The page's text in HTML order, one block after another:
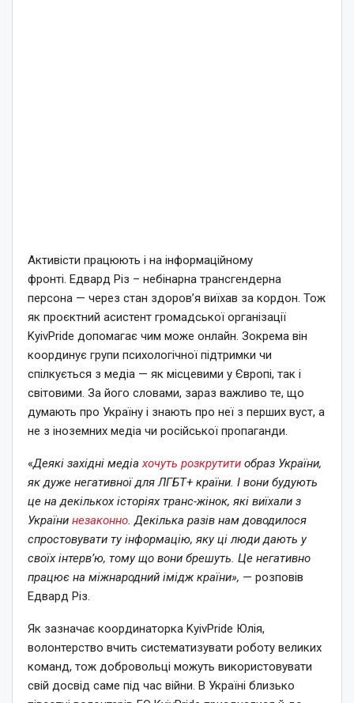
Активісти працюють і на інформаційному
фронті. Едвард Різ – небінарна трансгендерна
персона — через стан здоров’я виїхав за кордон. Тож
як проєктний асистент громадської організації
KyivPride допомагає чим може онлайн. Зокрема він
координує групи психологічної підтримки чи
спілкується з медіа — як місцевими у Європі, так і
світовими. За його словами, зараз важливо те, що
думають про Україну і знають про неї з перших вуст, а
не з іноземних медіа чи російської пропаганди.
«Деякі західні медіахочуть розкрутити образ України,
як дуже негативної для ЛГБТ+ країни. І вони будують
це на декількох історіях транс-жінок, які виїхали з
України незаконно. Декілька разів нам доводилося
спростовувати ту інформацію, яку ці люди дають у
своїх інтерв’ю, тому що вони брешуть. Це негативно
працює на міжнародний імідж країни», — розповів
Едвард Різ.
Як зазначає координаторка KyivPride Юлія,
волонтерство вчить систематизувати роботу великих
команд, тож добровольці можуть використовувати
свій досвід саме під час війни. В Україні близько